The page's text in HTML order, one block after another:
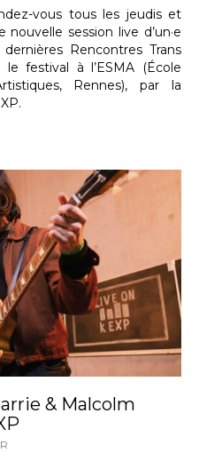
vous tous les jeudis et
session live d’un·e
Rencontres Trans
festival à l’ESMA (École
Rennes), par la
& Malcolm